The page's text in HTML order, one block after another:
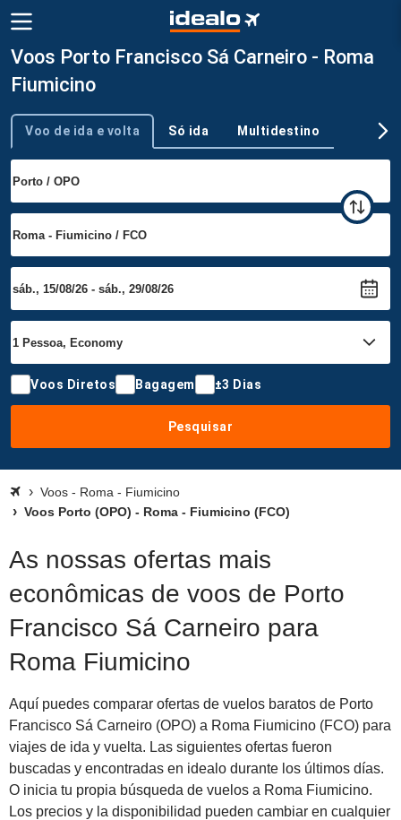
Voos Porto Francisco Sá Carneiro - Roma
Fiumicino
Tipo de viagem
Voo de ida e volta Só ida Multidestino
Voos Diretos Bagagem ±3 Dias
Pesquisar
Voos - Roma - Fiumicino
Voos Porto (OPO) - Roma - Fiumicino (FCO)
As nossas ofertas mais
econômicas de voos de Porto
Francisco Sá Carneiro para
Roma Fiumicino
Aquí puedes comparar ofertas de vuelos baratos de Porto
Francisco Sá Carneiro (OPO) a Roma Fiumicino (FCO) para
viajes de ida y vuelta. Las siguientes ofertas fueron
buscadas y encontradas en idealo durante los últimos días.
O inicia tu propia búsqueda de vuelos a Roma Fiumicino.
Los precios y la disponibilidad pueden cambiar en cualquier